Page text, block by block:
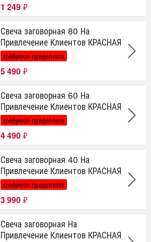
1 249 ₽
Свеча заговорная 80 На
Привлечение Клиентов КРАСНАЯ
требуется предоплата
5 490 ₽
Свеча заговорная 60 На
Привлечение Клиентов КРАСНАЯ
требуется предоплата
4 490 ₽
Свеча заговорная 40 На
Привлечение Клиентов КРАСНАЯ
требуется предоплата
3 990 ₽
Свеча заговорная На
Привлечение Клиентов КРАСНАЯ